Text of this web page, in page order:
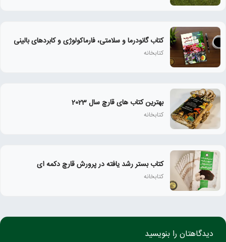
کتاب گانودرما و سلامتی، فارماکولوژی و کابردهای بالینی
کتابخانه
بهترین کتاب های قارچ سال 2023
کتابخانه
کتاب بستر رشد یافته در پرورش قارچ دکمه ای
کتابخانه
دیدگاهتان را بنویسید